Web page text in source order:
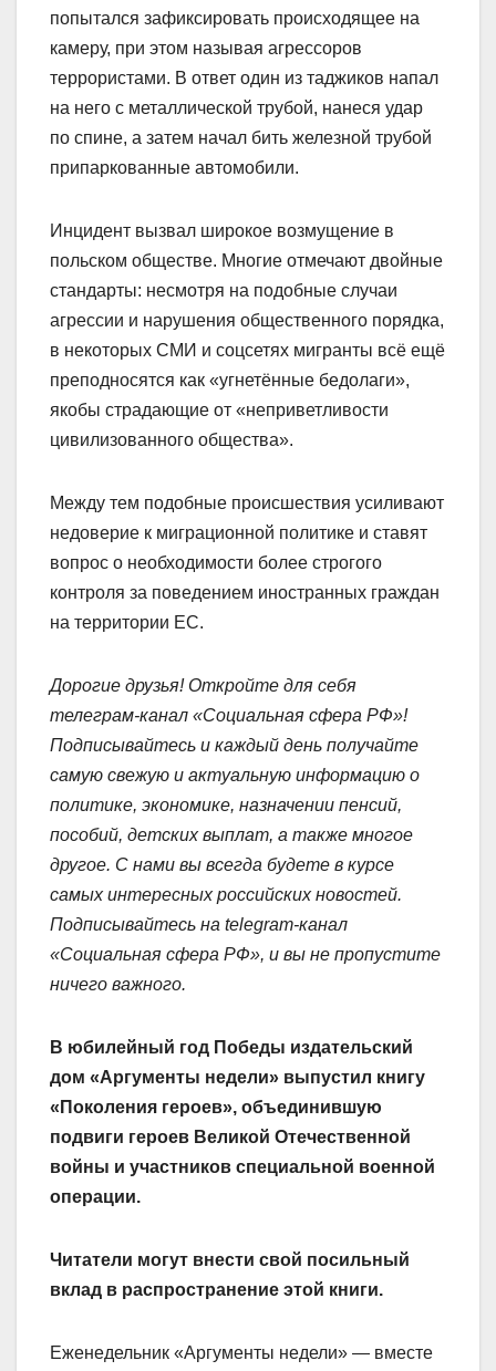
попытался зафиксировать происходящее на
камеру, при этом называя агрессоров
террористами. В ответ один из таджиков напал
на него с металлической трубой, нанеся удар
по спине, а затем начал бить железной трубой
припаркованные автомобили.
Инцидент вызвал широкое возмущение в
польском обществе. Многие отмечают двойные
стандарты: несмотря на подобные случаи
агрессии и нарушения общественного порядка,
в некоторых СМИ и соцсетях мигранты всё ещё
преподносятся как «угнетённые бедолаги»,
якобы страдающие от «неприветливости
цивилизованного общества».
Между тем подобные происшествия усиливают
недоверие к миграционной политике и ставят
вопрос о необходимости более строгого
контроля за поведением иностранных граждан
на территории ЕС.
Дорогие друзья! Откройте для себя
телеграм-канал «Социальная сфера РФ»!
Подписывайтесь и каждый день получайте
самую свежую и актуальную информацию о
политике, экономике, назначении пенсий,
пособий, детских выплат, а также многое
другое. С нами вы всегда будете в курсе
самых интересных российских новостей.
Подписывайтесь на telegram-канал
«Социальная сфера РФ», и вы не пропустите
ничего важного.
В юбилейный год Победы издательский
дом «Аргументы недели» выпустил книгу
«Поколения героев», объединившую
подвиги героев Великой Отечественной
войны и участников специальной военной
операции.
Читатели могут внести свой посильный
вклад в распространение этой книги.
Еженедельник «Аргументы недели» — вместе